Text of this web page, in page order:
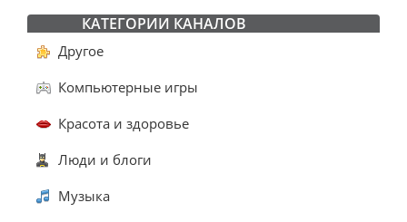
КАТЕГОРИИ КАНАЛОВ
Другое
Компьютерные игры
Красота и здоровье
Люди и блоги
Музыка